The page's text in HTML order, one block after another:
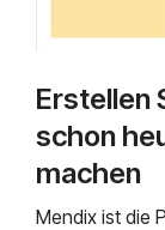
Erstellen
schon
machen
Mendix ist die